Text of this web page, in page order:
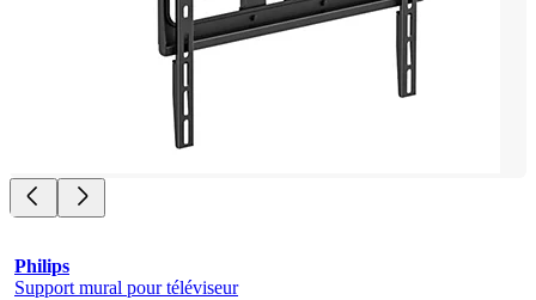
Philips
Support mural pour téléviseur